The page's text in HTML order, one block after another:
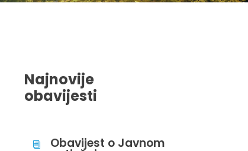
Najnovije
obavijesti
i Obavijest o Javnom